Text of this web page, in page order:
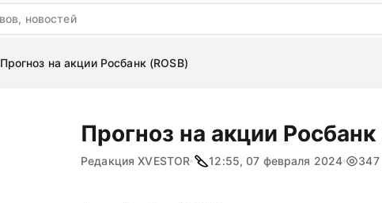
Прогноз на акции Росбанк (ROSB)
Прогноз на акции Росбанк
Редакция XVESTOR 12:55, 07 февраля 2024 347